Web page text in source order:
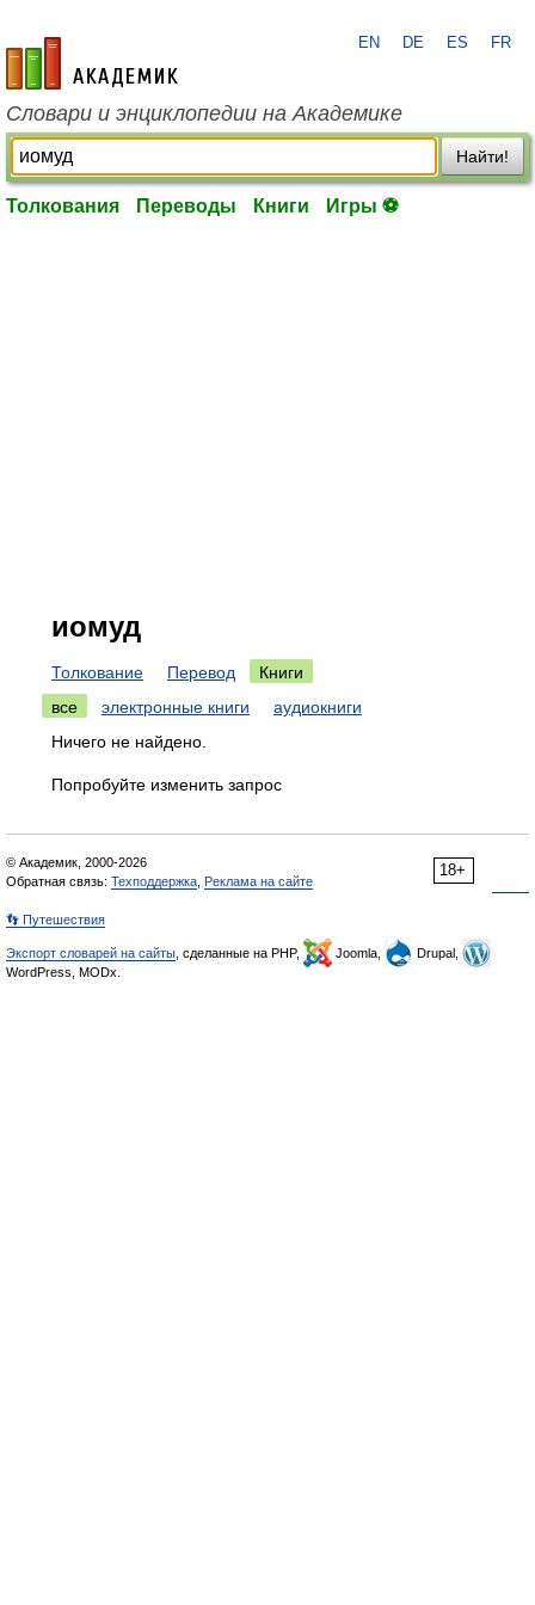
academic.ru
EN DE ES FR
Словари и энциклопедии на Академике
Найти!
Толкования Переводы Книги Игры ⚽
иомуд
Толкование Перевод
Книги
все
электронные книги
аудиокниги
Ничего не найдено.
Попробуйте изменить запрос
18+
© Академик, 2000-2026
Обратная связь: Техподдержка Реклама на сайте
👣 Путешествия
Экспорт словарей на сайты , сделанные на PHP, Joomla,
Drupal,
WordPress, MODx.